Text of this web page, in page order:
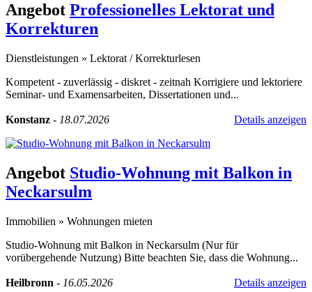
Angebot Professionelles Lektorat und
Korrekturen
Dienstleistungen » Lektorat / Korrekturlesen
Kompetent - zuverlässig - diskret - zeitnah Korrigiere und lektoriere
Seminar- und Examensarbeiten, Dissertationen und...
Konstanz - 18.07.2026 Details anzeigen
Angebot Studio-Wohnung mit Balkon in
Neckarsulm
Immobilien » Wohnungen mieten
Studio-Wohnung mit Balkon in Neckarsulm (Nur für
vorübergehende Nutzung) Bitte beachten Sie, dass die Wohnung...
Heilbronn - 16.05.2026 Details anzeigen